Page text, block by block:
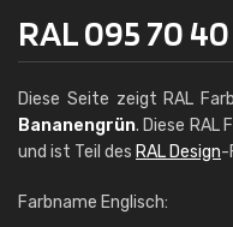
RAL 095 70
Diese Seite zeigt RAL
Bananengrün. Diese RAL
und ist Teil des RAL Design-
Farbname Englisch: